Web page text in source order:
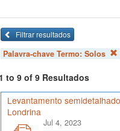
Filtrar resultados
Palavra-chave Termo: Solos
to 9 of 9 Resultados
Levantamento
Londrina
Jul 4, 2023